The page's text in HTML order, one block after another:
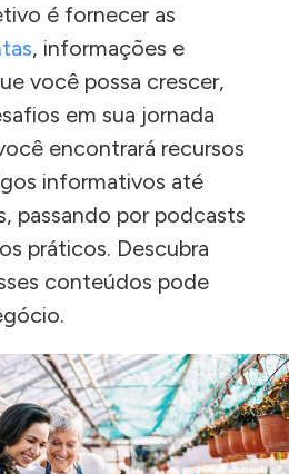
é fornecer as
, informações e
você possa crescer,
em sua jornada
encontrará recursos
informativos até
passando por podcasts
práticos. Descubra
conteúdos pode